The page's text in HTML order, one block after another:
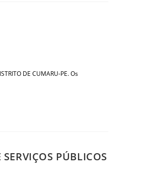
DE CUMARU-PE. Os
PÚBLICOS